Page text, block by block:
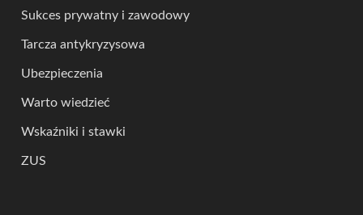
Sukces prywatny i zawodowy
Tarcza antykryzysowa
Ubezpieczenia
Warto wiedzieć
Wskaźniki i stawki
ZUS